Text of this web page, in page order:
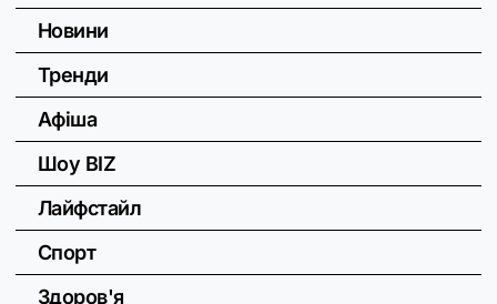
Новини
Тренди
Афіша
Шоу BIZ
Лайфстайл
Спорт
Здоров'я